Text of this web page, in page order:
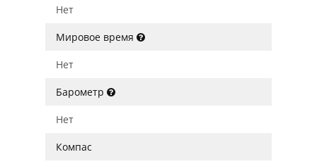
Нет
Мировое время
Нет
Барометр
Нет
Компас